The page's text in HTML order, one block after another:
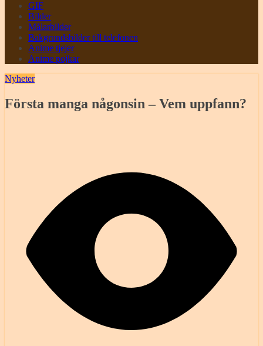
GIF
Bilder
Målarbilder
Bakgrundsbilder till telefonen
Anime tjejer
Anime pojkar
Nyheter
Första manga någonsin – Vem uppfann?